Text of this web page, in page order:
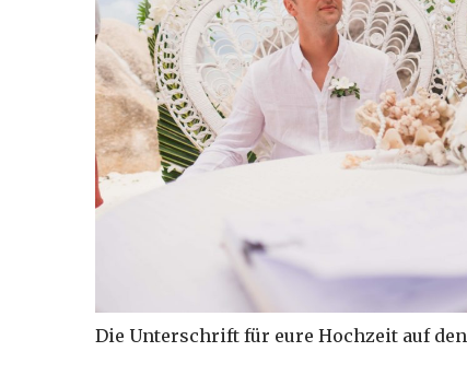
Die Unterschrift für eure Hochzeit auf